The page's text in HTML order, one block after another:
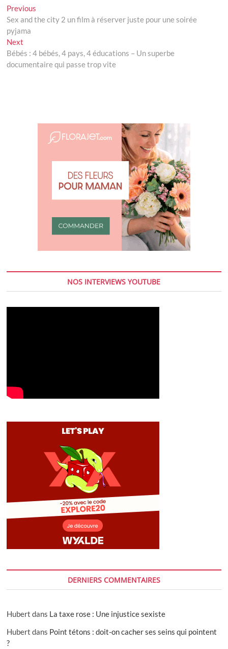
Navigation
de
l’article
Previous
post:
Sex and the city 2 un film à réserver juste pour une soirée
pyjama
Next
post:
Bébés : 4 bébés, 4 pays, 4 éducations – Un superbe
documentaire qui passe trop vite
NOS INTERVIEWS YOUTUBE
DERNIERS COMMENTAIRES
Hubert dans La taxe rose : Une injustice sexiste
Hubert dans Point tétons : doit-on cacher ses seins qui pointent
?